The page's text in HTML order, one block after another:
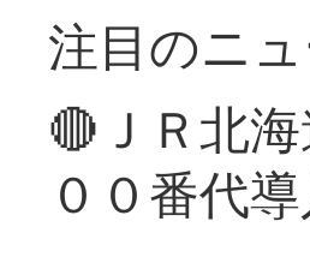
注目のニ
🔴ＪＲ北
００番代